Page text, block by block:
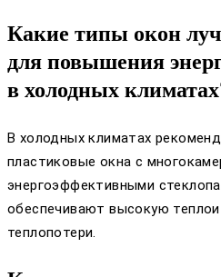
Какие типы окон
для повышения
в холодных
В холодных климатах
пластиковые окна с
энергоэффективными
обеспечивают высокую
теплопотери.